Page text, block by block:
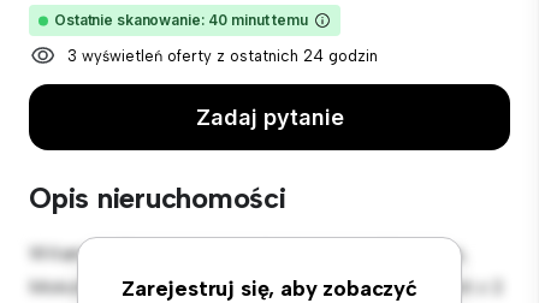
Ostatnie skanowanie: 40 minut temu
3 wyświetleń oferty z ostatnich 24 godzin
Zadaj pytanie
Opis nieruchomości
Zarejestruj się, aby zobaczyć
Witamy w Twojej nowej miejskiej oazie w Warszawa,
Mokotów, Bukowińska! Ten nowoczesny apartament z 2